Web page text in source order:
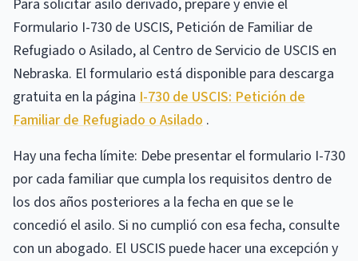
Para solicitar asilo derivado, prepare y envíe el
Formulario I-730 de USCIS, Petición de Familiar de
Refugiado o Asilado, al Centro de Servicio de USCIS en
Nebraska. El formulario está disponible para descarga
gratuita en la página I-730 de USCIS: Petición de
Familiar de Refugiado o Asilado .
Hay una fecha límite: Debe presentar el formulario I-730
por cada familiar que cumpla los requisitos dentro de
los dos años posteriores a la fecha en que se le
concedió el asilo. Si no cumplió con esa fecha, consulte
con un abogado. El USCIS puede hacer una excepción y